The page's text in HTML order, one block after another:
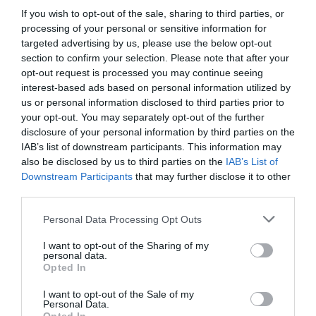
If you wish to opt-out of the sale, sharing to third parties, or
processing of your personal or sensitive information for
targeted advertising by us, please use the below opt-out
section to confirm your selection. Please note that after your
opt-out request is processed you may continue seeing
interest-based ads based on personal information utilized by
us or personal information disclosed to third parties prior to
your opt-out. You may separately opt-out of the further
disclosure of your personal information by third parties on the
IAB’s list of downstream participants. This information may
also be disclosed by us to third parties on the IAB’s List of
Downstream Participants that may further disclose it to other
Personal Data Processing Opt Outs
I want to opt-out of the Sharing of my
personal data.
Opted In
I want to opt-out of the Sale of my
Personal Data.
esa actitud tan positiva”, cuenta Consúelo Tomás y
también alerta del papel que deben jugar los familiares en
estos casos: “Puede haber presión por parte de los
familiares y dar indicaciones tipo: ‘fíjate, es que tú
estás viniendo abajo y hay otras personas que lo están
sobrellevandode otra manera’, y esto no es nada
positivo”. Pero la especialista señala que lo más frecuente
es ver el lado positivo: “Normalmente la capacidad
empática de ponerse en el lugar del otro y de sacar fuerzas
cuando estás viendo que otra persona está peleando va a
La realidad
La recuperación de las personas que se enfrentan a
enfermedades graves incluye diferentes herramientas
además del indispensable tratamiento médico: “Esmuy